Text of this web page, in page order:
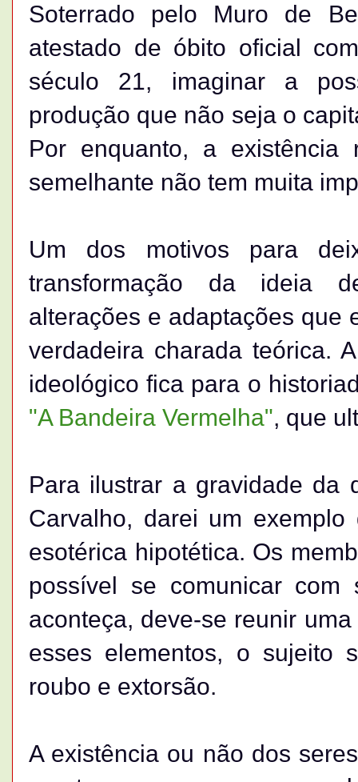
Soterrado pelo Muro de
atestado de óbito oficial
século 21, imaginar a
produção que não seja o
Por enquanto, a
semelhante não tem muita
Um dos motivos para
transformação da ideia
alterações e adaptações que
verdadeira charada teórica.
ideológico fica para o
"A Bandeira Vermelha", que
Para ilustrar a gravidade da
Carvalho, darei um
esotérica hipotética. Os
possível se comunicar
aconteça, deve-se reunir
esses elementos, o sujeito
roubo e extorsão.
A existência ou não dos